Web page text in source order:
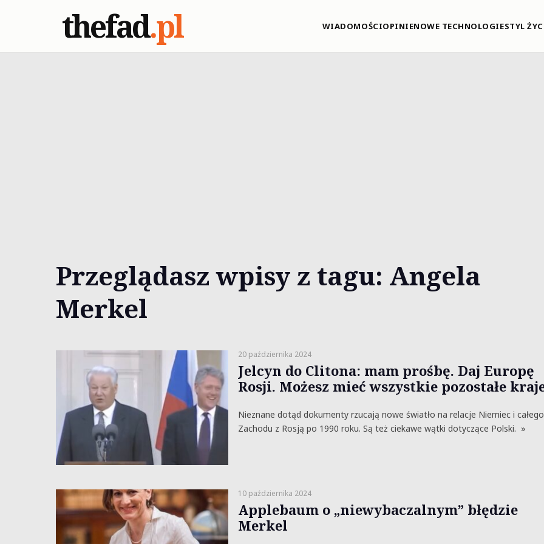
thefad.pl WIADOMOŚCIOPINIENOWE TECHNOLOGIESTYL
Przeglądasz wpisy z tagu: Angela
Merkel
20 października 2024
Jelcyn do Clitona: mam prośbę. Daj Europę
Rosji. Możesz mieć wszystkie pozostałe
Nieznane dotąd dokumenty rzucają nowe światło na relacje Niemiec i całego
Zachodu z Rosją po 1990 roku. Są też ciekawe wątki dotyczące Polski. »
10 października 2024
Applebaum o „niewybaczalnym” błędzie
Merkel